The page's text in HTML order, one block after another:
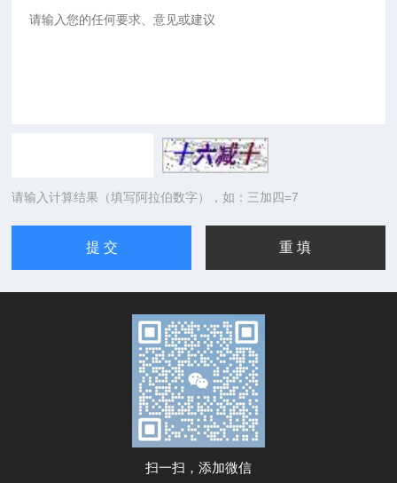
请输入计算结果（填写阿拉伯数字），如：三加四=7
扫一扫，添加微信